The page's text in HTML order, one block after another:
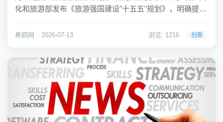
化和旅游部发布《旅游强国建设"十五五"规划》，明确提
保安全的前提下开展低空旅游活动"。这是低空旅游首次被
希鸥网 2026-07-13 浏览: 1216 创新